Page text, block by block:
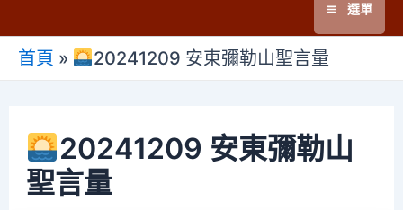
Main
選單
首頁 » 20241209 安東彌勒山聖言量
20241209 安東彌勒山
聖言量